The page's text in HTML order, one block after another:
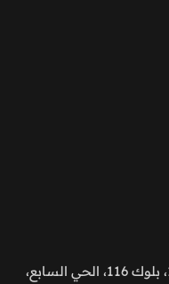
1 شارع جمال الدين الشيال، مبنى 1، بلوك 116، الحي السابع،